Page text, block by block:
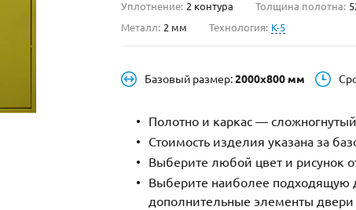
Уплотнение: 2 контура Толщина полотна:
Металл: 2 мм Технология: K-5
Базовый размер:2000х800 мм
Полотно и каркас —
Стоимость изделия указана за
Выберите любой цвет и рисунок
Выберите наиболее подходящую
дополнительные элементы двери